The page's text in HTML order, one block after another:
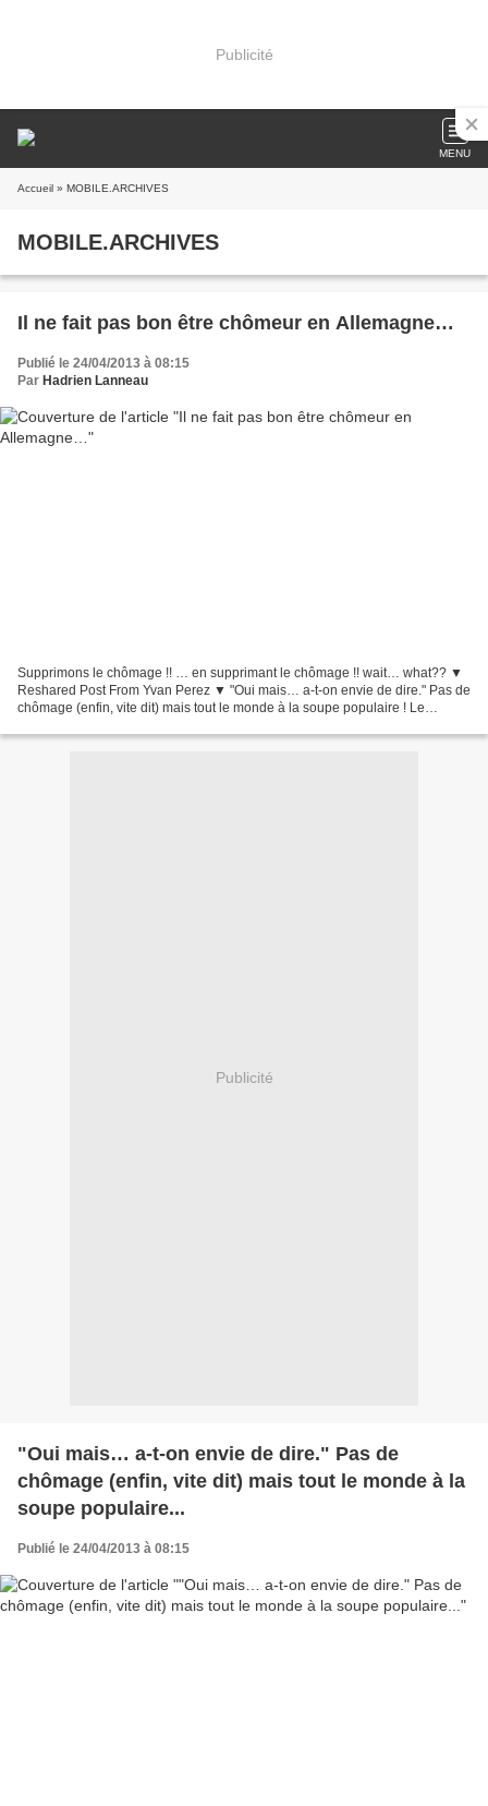
Publicité
MENU
Accueil » MOBILE.ARCHIVES
MOBILE.ARCHIVES
Il ne fait pas bon être chômeur en Allemagne…
Publié le 24/04/2013 à 08:15
Par Hadrien Lanneau
Supprimons le chômage !! … en supprimant le chômage !! wait… what?? ▼
Reshared Post From Yvan Perez ▼ "Oui mais… a-t-on envie de dire." Pas de
chômage (enfin, vite dit) mais tout le monde à la soupe populaire ! Le
Publicité
"Oui mais… a-t-on envie de dire." Pas de
chômage (enfin, vite dit) mais tout le monde à la
soupe populaire...
Publié le 24/04/2013 à 08:15